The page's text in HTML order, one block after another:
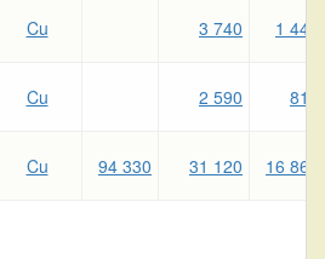
Cu 3 740 1 440
Cu 2 590 810
Cu 94 330 31 120 16 860